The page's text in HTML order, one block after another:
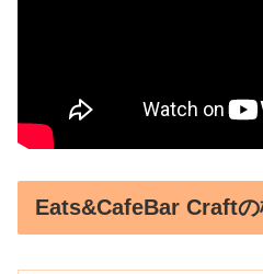
Eats&CafeBar Craftの